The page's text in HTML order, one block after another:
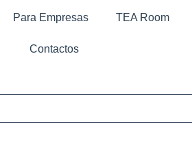
Para Empresas TEA Room
Contactos